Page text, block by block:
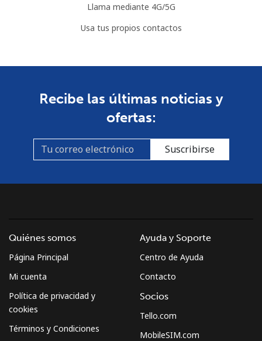
Llama mediante 4G/5G
Usa tus propios contactos
Recibe las últimas noticias y
ofertas:
Suscribirse
Quiénes somos
Página Principal
Mi cuenta
Política de privacidad y
cookies
Términos y Condiciones
Ayuda y Soporte
Centro de Ayuda
Contacto
Socios
Tello.com
MobileSIM.com